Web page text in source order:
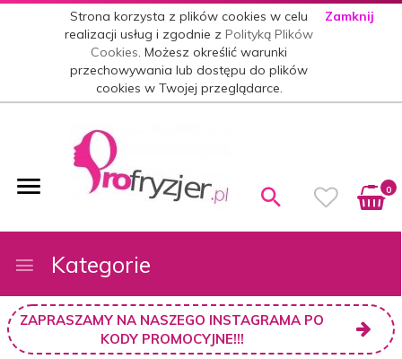
Strona korzysta z plików cookies w celu
realizacji usług i zgodnie zPolityką Plików
Cookies. Możesz określić warunki
przechowywania lub dostępu do plików
cookies w Twojej przeglądarce.
Zamknij
0
Kategorie
ZAPRASZAMY NA NASZEGO INSTAGRAMA PO
KODY PROMOCYJNE!!!